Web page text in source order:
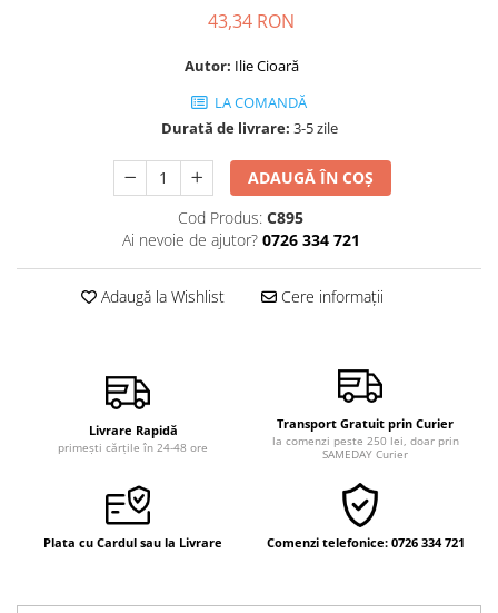
Povestiri
Psihologie practică
Sexualitate
Lumea îngerilor
Seria Masaru Emoto
Inspiraţie divină
43,34 RON
Autor: Ilie Cioară
LA COMANDĂ
Durată de livrare: 3-5 zile
ADAUGĂ ÎN COȘ
Cod Produs: C895
Ai nevoie de ajutor? 0726 334 721
Adaugă la Wishlist Cere informații
Livrare Rapidă
primești cărțile în 24-48 ore
Transport Gratuit prin Curier
la comenzi peste 250 lei, doar prin
SAMEDAY Curier
Plata cu Cardul sau la Livrare Comenzi telefonice: 0726 334 721